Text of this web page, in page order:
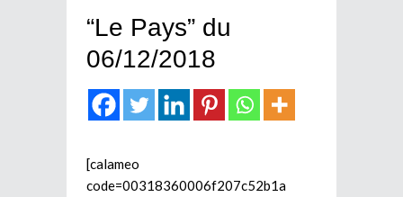
“Le Pays” du
06/12/2018
[calameo
code=00318360006f207c52b1a